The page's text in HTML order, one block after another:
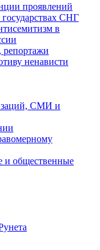
проявлений
СНГ
в
репортажи
ненависти
СМИ и
и общественные